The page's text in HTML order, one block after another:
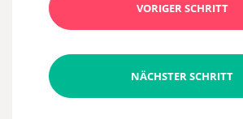
VORIGER SCHRITT
NÄCHSTER SCHRITT